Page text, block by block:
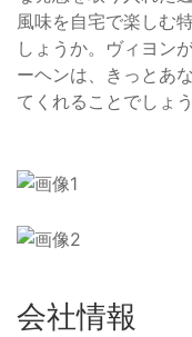
風味を自宅で楽しむ
しょうか。ヴィヨン
ーヘンは、きっとあ
てくれることでしょう
会社情報